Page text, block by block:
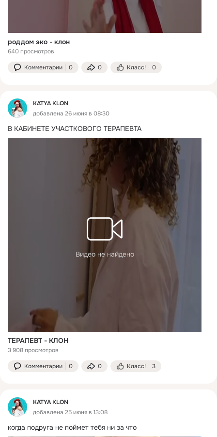
роддом эко - клон
640 просмотров
Комментарии 0 0 Класс! 0
KATYA KLON
добавлена 26 июня в 08:30
В КАБИНЕТЕ УЧАСТКОВОГО ТЕРАПЕВТА
Видео не найдено
ТЕРАПЕВТ - КЛОН
3 908 просмотров
Комментарии 0 0 Класс! 3
KATYA KLON
добавлена 25 июня в 13:08
когда подруга не поймет тебя ни за что